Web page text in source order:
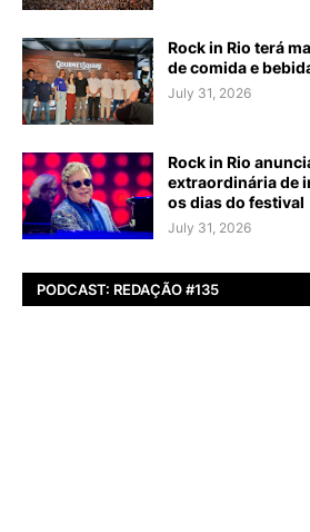
Rock in Rio terá
de comida e
July 31, 2026
Rock in Rio
extraordinária de
os dias do festival
July 31, 2026
PODCAST: REDAÇÃO #135